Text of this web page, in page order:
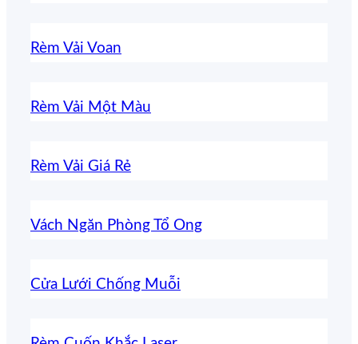
Rèm Vải Voan
Rèm Vải Một Màu
Rèm Vải Giá Rẻ
Vách Ngăn Phòng Tổ Ong
Cửa Lưới Chống Muỗi